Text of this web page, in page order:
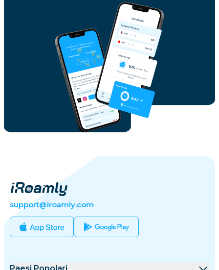
support@iroamly.com
Paesi Popolari